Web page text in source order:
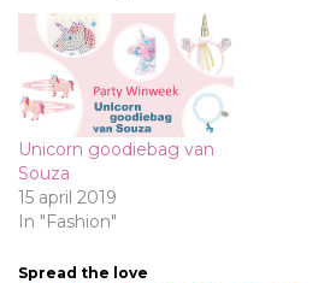
Unicorn goodiebag van
Souza
15 april 2019
In "Fashion"
Spread the love